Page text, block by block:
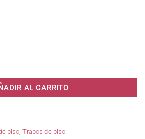
AL CARRITO
piso, Trapos de piso